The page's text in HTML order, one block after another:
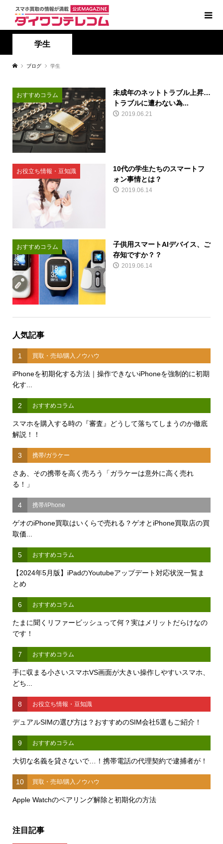
学生
ブログ 学生
おすすめコラム
未成年のネットトラブル上昇…
トラブルに遭わない為...
2019.06.21
お役立ち情報・豆知識
10代の学生たちのスマートフ
ォン事情とは？
2019.06.14
おすすめコラム
子供用スマートAIデバイス、ご
存知ですか？？
2019.06.14
人気記事
1 買取・売却/購入ノウハウ
iPhoneを初期化する方法｜操作できないiPhoneを強制的に初期
化す...
2 おすすめコラム
スマホを購入する時の『審査』どうして落ちてしまうのか徹底
解説！！
3 携帯/ガラケー
さあ、その携帯を高く売ろう「ガラケーは意外に高く売れ
る！」
4 携帯/iPhone
ゲオのiPhone買取はいくらで売れる？ゲオとiPhone買取店の買
取価...
5 おすすめコラム
【2024年5月版】iPadのYoutubeアップデート対応状況一覧ま
とめ
6 おすすめコラム
たまに聞くリファービッシュって何？実はメリットだらけなの
です！
7 おすすめコラム
手に収まる小さいスマホVS画面が大きい操作しやすいスマホ、
どち...
8 お役立ち情報・豆知識
デュアルSIMの選び方は？おすすめのSIM会社5選もご紹介！
9 おすすめコラム
大切な名義を貸さないで…！携帯電話の代理契約で逮捕者が！
10 買取・売却/購入ノウハウ
Apple Watchのペアリング解除と初期化の方法
注目記事